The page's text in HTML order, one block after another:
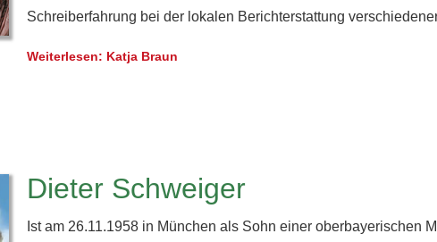
Schreiberfahrung bei der lokalen Berichterstattung
Weiterlesen: Katja Braun
Dieter Schweiger
Ist am 26.11.1958 in München als Sohn einer oberbayerischen